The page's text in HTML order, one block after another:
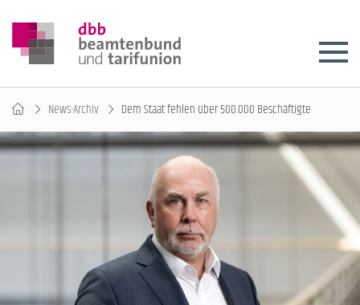
News-Archiv Dem Staat fehlen über 500.000 Beschäftigte